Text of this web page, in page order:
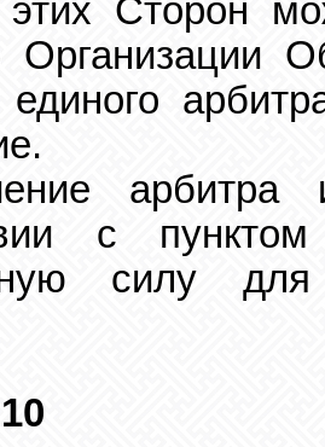
Сторон
Организации
единого
арбитра
с
силу